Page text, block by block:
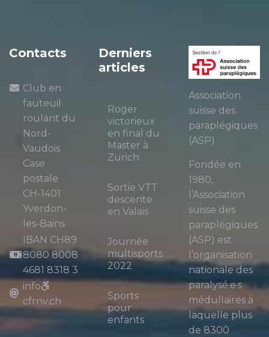
Contacts
Club en
fauteuil
roulant du
Nord-
Vaudois
Case
postale
CH-1401
Yverdon-
les-Bains
IBAN CH89
8080 8008
4681 8318 3
info
cfrnv.ch
Derniers
articles
Roger
victorieux
en final du
Master à
Zurich
Sortie VTT
descente
en Valais
Journée
multisports
2022
Sports
pour
enfants
Association
suisse des
paraplégiques
(ASP)
Fondée en
1980,
l’Association
suisse des
paraplégiques
(ASP) est
l’organisation
nationale des
paralysé·e·s
médullaires à
laquelle plus
de 8300